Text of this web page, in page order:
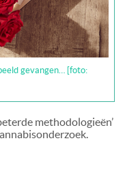
gevangen… [foto:
methodologieën’